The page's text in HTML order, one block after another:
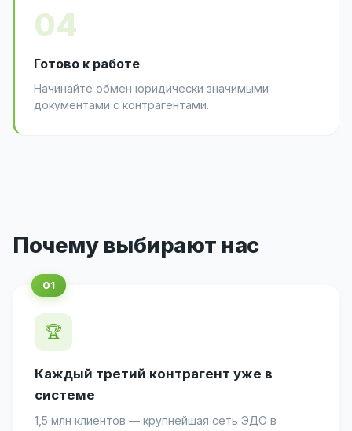
04
Готово к работе
Начинайте обмен юридически значимыми
документами с контрагентами.
Почему выбирают нас
🏆
Каждый третий контрагент уже в
системе
1,5 млн клиентов — крупнейшая сеть ЭДО в